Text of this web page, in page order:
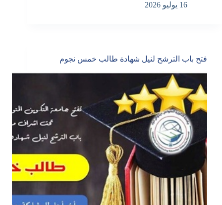
16 يوليو 2026
فتح باب الترشح لنيل شهادة طالب خمس نجوم